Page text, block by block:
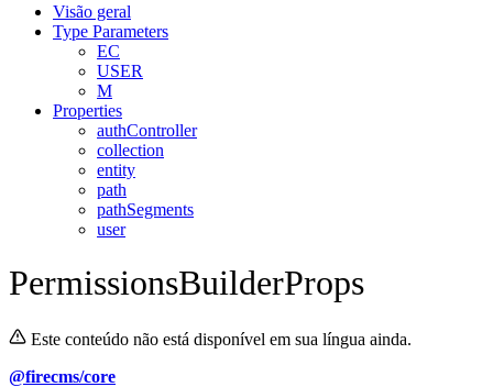
Visão geral
Type Parameters
EC
USER
M
Properties
authController
collection
entity
path
pathSegments
user
PermissionsBuilderProps
Este conteúdo não está disponível em sua língua ainda.
@firecms/core